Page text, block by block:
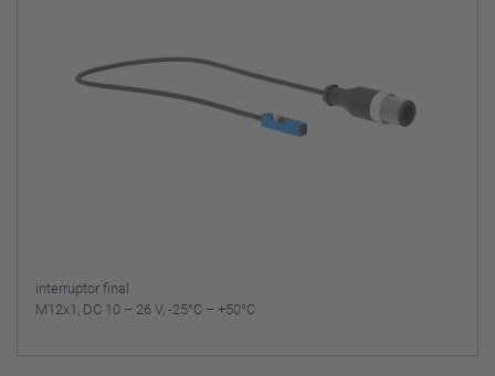
interruptor final
M12x1, DC 10 – 26 V, -25°C – +50°C